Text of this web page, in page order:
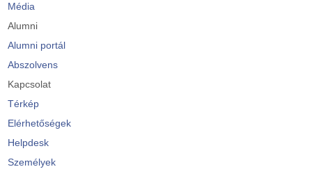
Média
Alumni
Alumni portál
Abszolvens
Kapcsolat
Térkép
Elérhetőségek
Helpdesk
Személyek